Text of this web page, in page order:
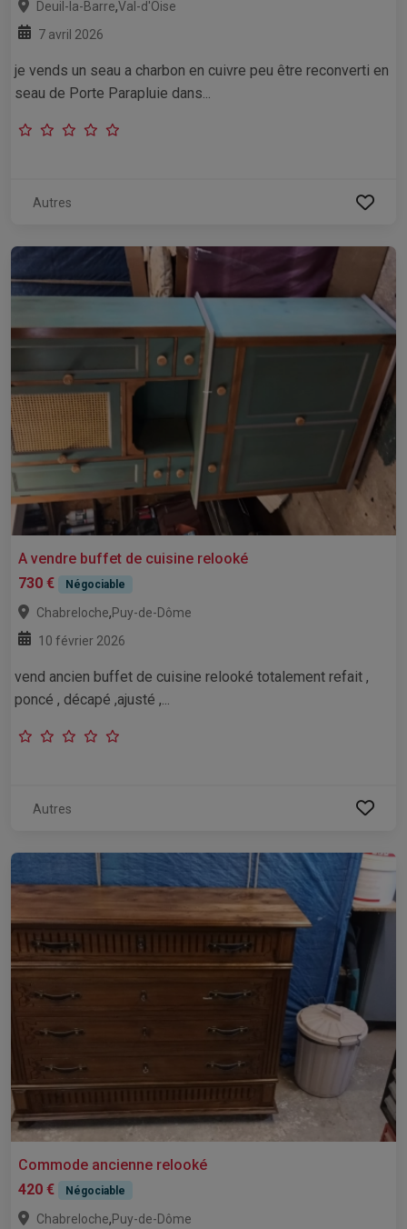
Deuil-la-Barre,Val-d'Oise
7 avril 2026
je vends un seau a charbon en cuivre peu être reconverti en
seau de Porte Parapluie dans...
Autres
A vendre buffet de cuisine relooké
730 €
Négociable
Chabreloche,Puy-de-Dôme
10 février 2026
vend ancien buffet de cuisine relooké totalement refait ,
poncé , décapé ,ajusté ,...
Autres
Commode ancienne relooké
420 €
Négociable
Chabreloche,Puy-de-Dôme